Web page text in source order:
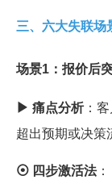
三、六大失联场
场景1：报价后
▶ 痛点分析：
超出预期或决策
⦿ 四步激活法：